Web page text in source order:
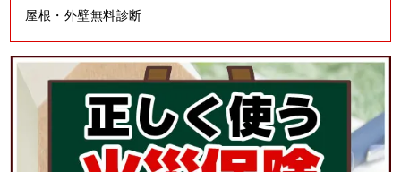
屋根・外壁無料診断